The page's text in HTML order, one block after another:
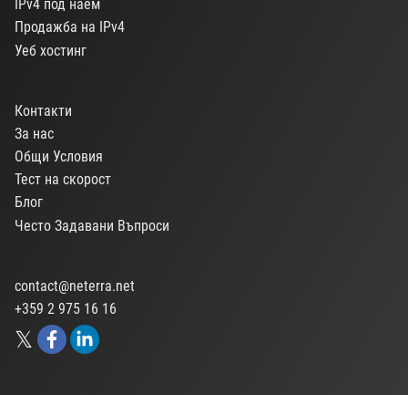
IPv4 под наем
Продажба на IPv4
Уеб хостинг
Контакти
За нас
Общи Условия
Тест на скорост
Блог
Често Задавани Въпроси
contact@neterra.net
+359 2 975 16 16
𝕏